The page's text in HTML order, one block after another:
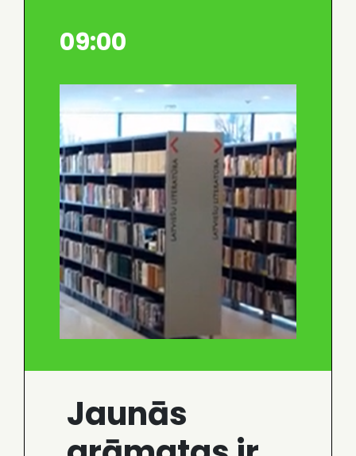
09:00
Jaunās